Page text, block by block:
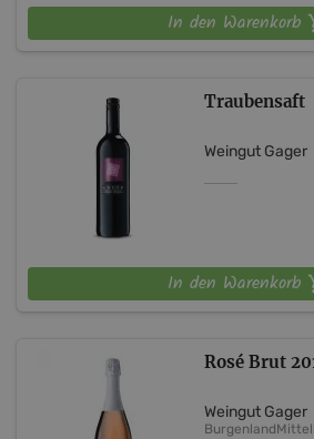
In den Warenkorb
Traubensaft
Weingut Gager
In den Warenkorb
Rosé Brut
Weingut Gager
Burgenland